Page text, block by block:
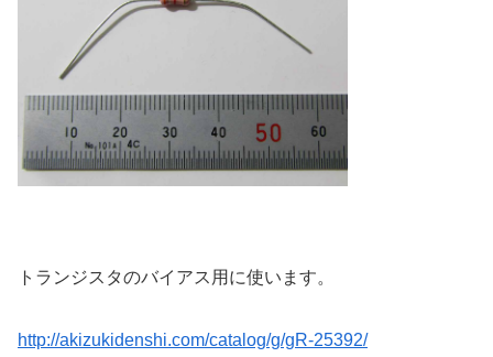
トランジスタのバイアス用に使います。
http://akizukidenshi.com/catalog/g/gR-25392/